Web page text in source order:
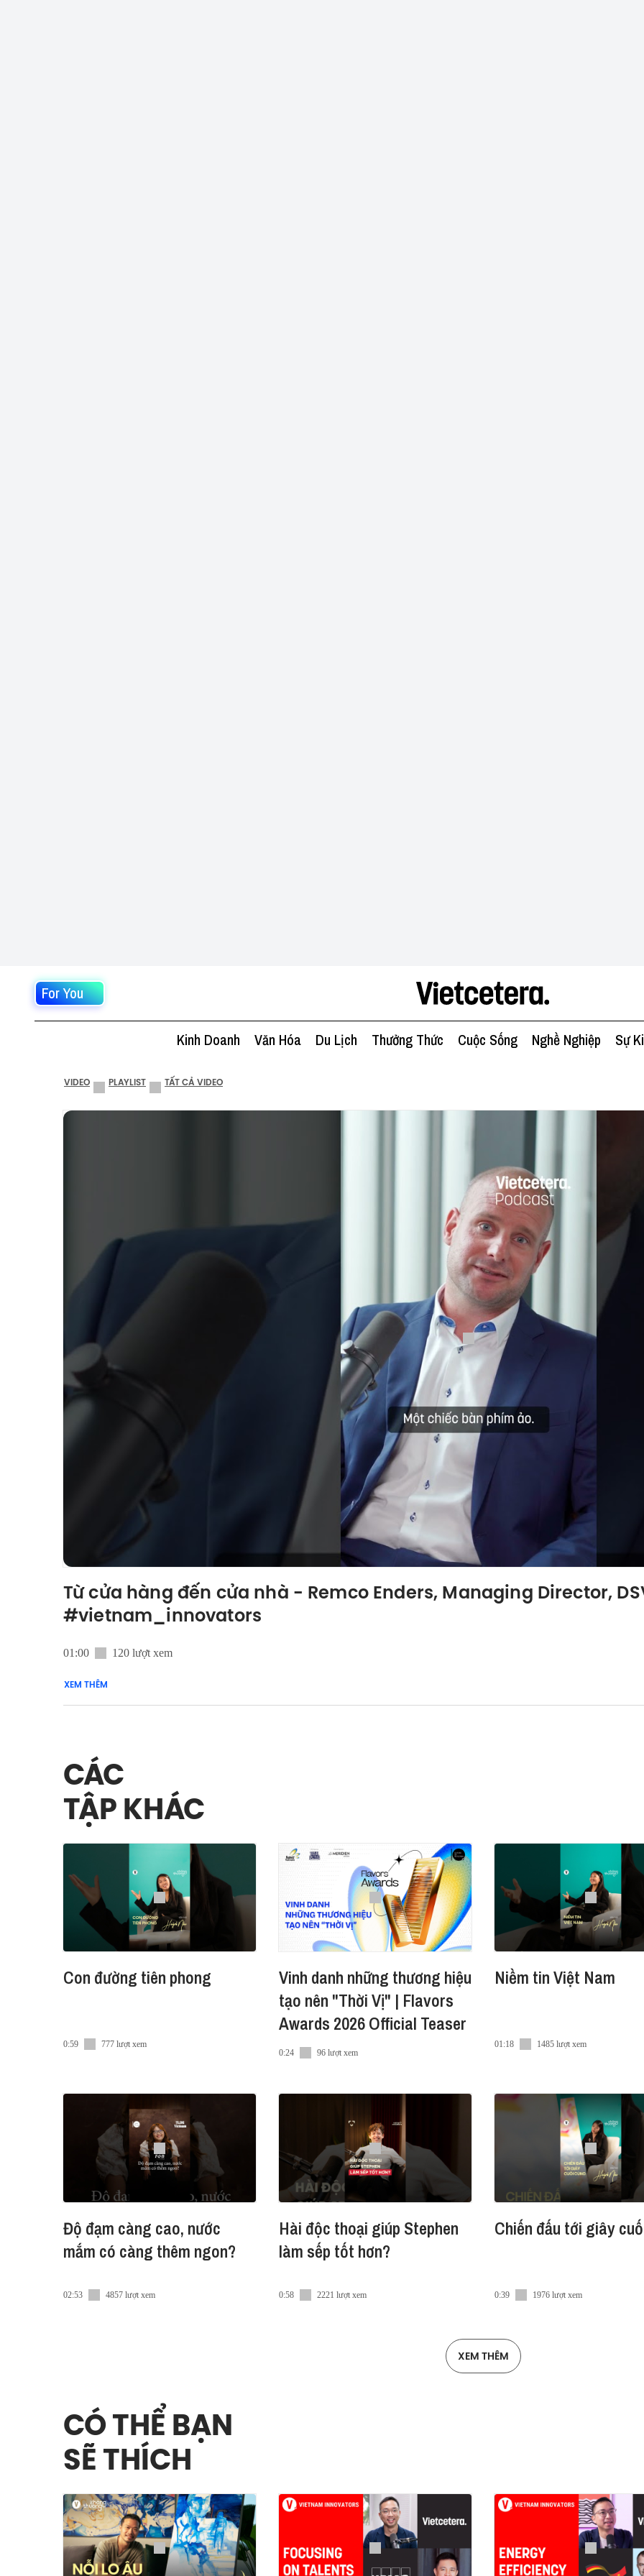
For You
Kinh Doanh Văn Hóa Du Lịch Thưởng Thức Cuộc Sống Nghề Nghiệp Sự
VIDEO PLAYLIST TẤT CẢ VIDEO
Từ cửa hàng đến cửa nhà - Remco Enders, Managing Director,
#vietnam_innovators
01:00 120 lượt xem
XEM THÊM
CÁC
TẬP KHÁC
Con đường tiên phong
0:59 777 lượt xem
Vinh danh những thương hiệu
tạo nên "Thời Vị" | Flavors
Awards 2026 Official Teaser
0:24 96 lượt xem
Niềm tin Việt Nam
01:18 1485 lượt xem
Độ đạm càng cao, nước
mắm có càng thêm ngon?
02:53 4857 lượt xem
Hài độc thoại giúp Stephen
làm sếp tốt hơn?
0:58 2221 lượt xem
Chiến đấu tới giây
0:39 1976 lượt xem
XEM THÊM
CÓ THỂ BẠN
SẼ THÍCH